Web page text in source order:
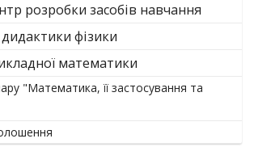
розробки засобів навчання
фізики
математики
"Математика, її застосування та